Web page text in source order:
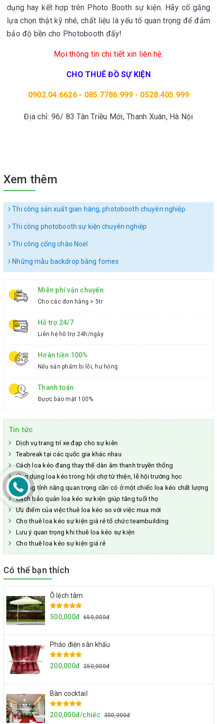
dụng hay kết hợp trên Photo Booth sự kiện. Hãy cố gắng
lựa chọn thật kỹ nhé, chất liệu là yếu tố quan trọng để đảm
bảo độ bền cho Photobooth đấy!
Mọi thông tin chi tiết xin liên hệ:
CHO THUÊ ĐỒ SỰ KIỆN
0902.04.6626 - 085.7786.999 - 0528.405.999
Địa chỉ: 96/ 83 Tân Triều Mới, Thanh Xuân, Hà Nội
Xem thêm
Thi công sản xuất gian hàng, photobooth chuyên nghiệp
Thi công photobooth sự kiện chuyên nghiệp
Thi công cổng chào Noel
Những mẫu backdrop bằng fomex
Miễn phí vận chuyển
Cho các đơn hàng > 5tr
Hỗ trợ 24/7
Liên hệ hỗ trợ 24h/ngày
Hoàn tiền 100%
Nếu sản phẩm bị lỗi, hư hỏng
Thanh toán
Được bảo mật 100%
Tin tức
Dịch vụ trang trí xe đạp cho sự kiên
Teabreak tại các quốc gia khác nhau
Cách loa kéo đang thay thế dàn âm thanh truyền thống
Ứng dụng loa kéo trong hội chợ từ thiện, lễ hội trường học
Những tính năng quan trọng cần có ở một chiếc loa kéo chất lượng
Cách bảo quản loa kéo sự kiện giúp tăng tuổi thọ
Ưu điểm của việc thuê loa kéo so với việc mua mới
Cho thuê loa kéo sự kiện giá rẻ tổ chức teambuilding
Lưu ý quan trọng khi thuê loa kéo sự kiện
Cho thuê loa kéo sự kiện giá rẻ
Có thể bạn thích
Ô lệch tâm
500,000đ 650,000đ
Pháo điện sân khấu
200,000đ 250,000đ
Bàn cocktail
200,000đ/chiếc 300,000đ